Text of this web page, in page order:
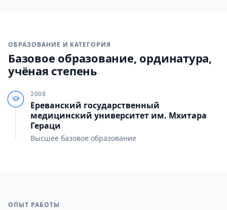
ОБРАЗОВАНИЕ И КАТЕГОРИЯ
Базовое образование, ординатура,
учёная степень
2008
Ереванский государственный
медицинский университет им. Мхитара
Гераци
Высшее базовое образование
ОПЫТ РАБОТЫ